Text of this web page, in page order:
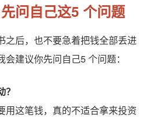
问自己这5 个问题
之后，也不要急着把钱全部丢进
建议你先问自己5 个问题：
用这笔钱，真的不适合拿来投资